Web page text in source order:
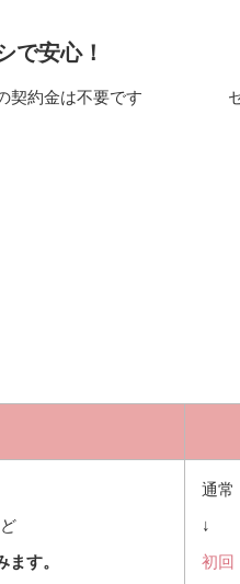
で安心！
契約金は不要です
す。
通常
↓
初回